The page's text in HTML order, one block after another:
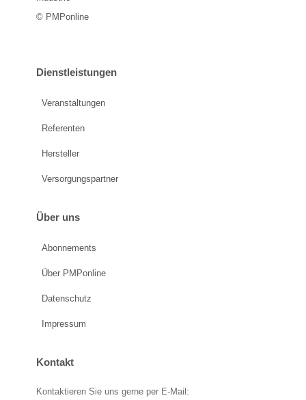
© PMPonline
Dienstleistungen
Veranstaltungen
Referenten
Hersteller
Versorgungspartner
Über uns
Abonnements
Über PMPonline
Datenschutz
Impressum
Kontakt
Kontaktieren Sie uns gerne per E-Mail: